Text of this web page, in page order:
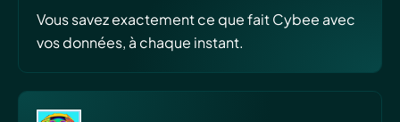
Vous savez exactement ce que fait Cybee avec
vos données, à chaque instant.